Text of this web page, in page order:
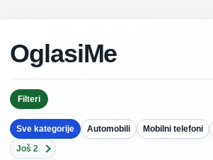
OglasiMe
Filteri
Sve kategorije Automobili Mobilni telefoni
Još 2